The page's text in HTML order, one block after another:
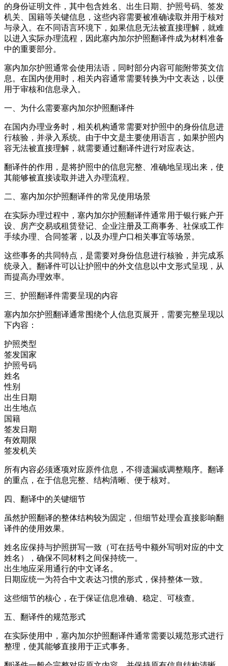
的身份证明文件，其中包含姓名、出生日期、护照号码、签发
机关、国籍等关键信息，这些内容需要被准确读取并用于核对
与录入。在不同语言环境下，如果信息无法被直接理解，就难
以进入实际办理流程，因此塞内加尔护照翻译件成为材料准备
中的重要部分。
塞内加尔护照通常会使用法语，同时部分内容可能附带英文信
息。在国内使用时，相关内容通常需要转换为中文表达，以便
用于审核和信息录入。
一、为什么需要塞内加尔护照翻译件
在国内办理业务时，相关机构通常需要对护照中的身份信息进
行核验，并录入系统。由于中文是主要使用语言，如果护照内
容无法被直接理解，就需要通过翻译件进行对应表达。
翻译件的作用，是将护照中的信息完整、准确地呈现出来，使
其能够被直接读取并进入办理流程。
二、塞内加尔护照翻译件的常见使用场景
在实际办理过程中，塞内加尔护照翻译件通常用于银行账户开
设、房产交易或租赁登记、企业注册及工商事务、社保或工作
手续办理、合同签署，以及办理户口相关事宜等场景。
这些事务的共同特点，是需要对身份信息进行核验，并完成系
统录入。翻译件可以让护照中的外文信息以中文形式呈现，从
而提高办理效率。
三、护照翻译件需要呈现的内容
塞内加尔护照翻译通常围绕个人信息页展开，需要完整呈现以
下内容：
护照类型
签发国家
护照号码
姓名
性别
出生日期
出生地点
国籍
签发日期
有效期限
签发机关
所有内容必须逐项对应原件信息，不得遗漏或调整顺序。翻译
的重点，在于信息完整、结构清晰、便于核对。
四、翻译中的关键细节
虽然护照翻译的整体结构较为固定，但细节处理会直接影响翻
译件的使用效果。
姓名应保持与护照拼写一致（可在括号中额外写明对应的中文
姓名），确保不同材料之间保持统一。
出生地应采用通行的中文译名。
日期应统一为符合中文表达习惯的形式，保持整体一致。
这些细节的核心，在于保证信息准确、稳定、可核查。
五、翻译件的规范形式
在实际使用中，塞内加尔护照翻译件通常需要以规范形式进行
整理，使其能够直接用于正式事务。